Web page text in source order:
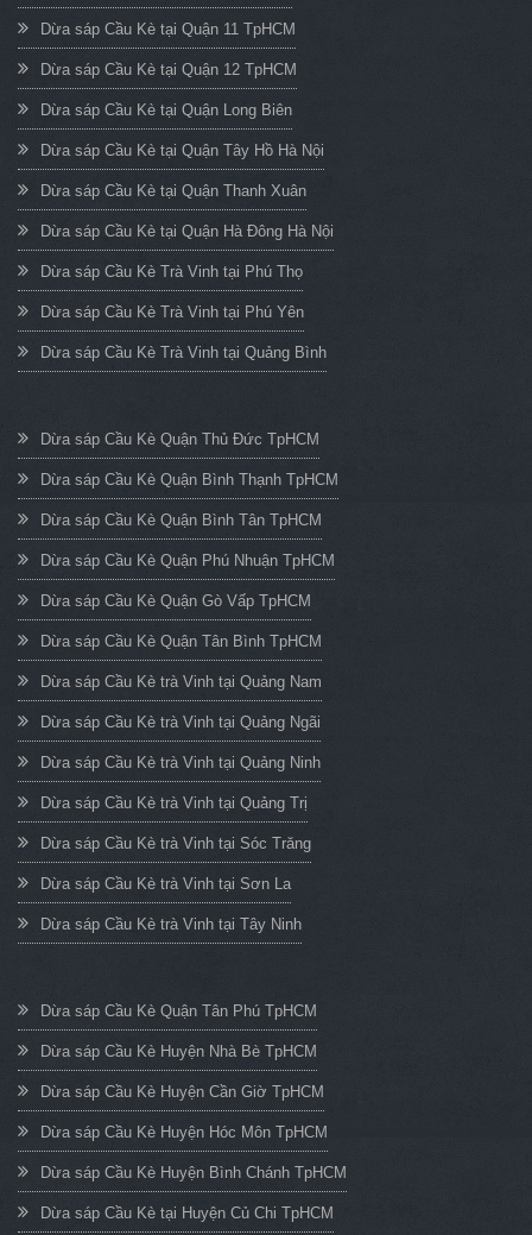
Dừa sáp Cầu Kè tại Quận 11 TpHCM
Dừa sáp Cầu Kè tại Quận 12 TpHCM
Dừa sáp Cầu Kè tại Quận Long Biên
Dừa sáp Cầu Kè tại Quận Tây Hồ Hà Nội
Dừa sáp Cầu Kè tại Quận Thanh Xuân
Dừa sáp Cầu Kè tại Quận Hà Đông Hà Nội
Dừa sáp Cầu Kè Trà Vinh tại Phú Thọ
Dừa sáp Cầu Kè Trà Vinh tại Phú Yên
Dừa sáp Cầu Kè Trà Vinh tại Quảng Bình
Dừa sáp Cầu Kè Quận Thủ Đức TpHCM
Dừa sáp Cầu Kè Quận Bình Thạnh TpHCM
Dừa sáp Cầu Kè Quận Bình Tân TpHCM
Dừa sáp Cầu Kè Quận Phú Nhuận TpHCM
Dừa sáp Cầu Kè Quận Gò Vấp TpHCM
Dừa sáp Cầu Kè Quận Tân Bình TpHCM
Dừa sáp Cầu Kè trà Vinh tại Quảng Nam
Dừa sáp Cầu Kè trà Vinh tại Quảng Ngãi
Dừa sáp Cầu Kè trà Vinh tại Quảng Ninh
Dừa sáp Cầu Kè trà Vinh tại Quảng Trị
Dừa sáp Cầu Kè trà Vinh tại Sóc Trăng
Dừa sáp Cầu Kè trà Vinh tại Sơn La
Dừa sáp Cầu Kè trà Vinh tại Tây Ninh
Dừa sáp Cầu Kè Quận Tân Phú TpHCM
Dừa sáp Cầu Kè Huyện Nhà Bè TpHCM
Dừa sáp Cầu Kè Huyện Cần Giờ TpHCM
Dừa sáp Cầu Kè Huyện Hóc Môn TpHCM
Dừa sáp Cầu Kè Huyện Bình Chánh TpHCM
Dừa sáp Cầu Kè tại Huyện Củ Chi TpHCM